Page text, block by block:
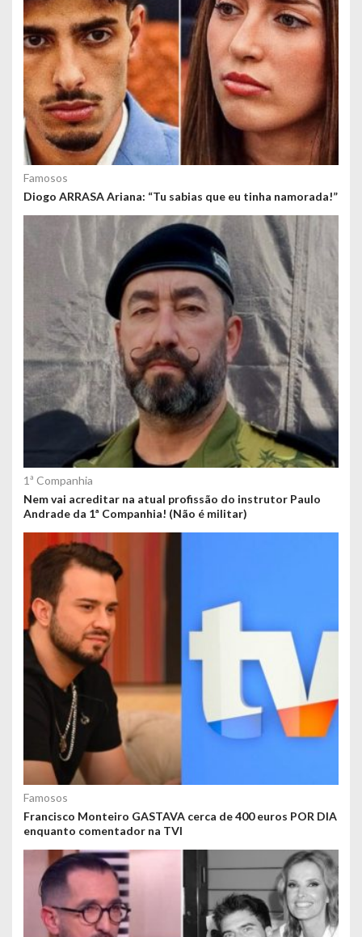
Famosos
Diogo ARRASA Ariana: “Tu sabias que eu tinha namorada!”
1ª Companhia
Nem vai acreditar na atual profissão do instrutor Paulo
Andrade da 1ª Companhia! (Não é militar)
Famosos
Francisco Monteiro GASTAVA cerca de 400 euros POR DIA
enquanto comentador na TVI